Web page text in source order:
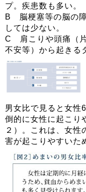
プ。疾患数も多い。
B 脳梗塞等の脳の
しては少ない。
C 肩こりや頭痛（片
不安等）から起きる
男女比で見ると女性
倒的に女性に起こり
２）。これは、女性
害が起こりやすいた